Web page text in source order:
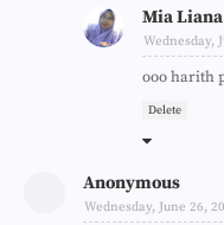
Mia Liana
Wednesday,
ooo harith
Delete
Anonymous
Wednesday, June 26,